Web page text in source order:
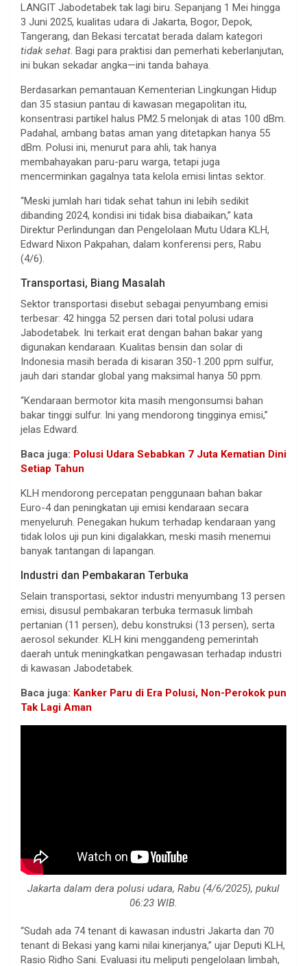
LANGIT Jabodetabek tak lagi biru. Sepanjang 1 Mei hingga
3 Juni 2025, kualitas udara di Jakarta, Bogor, Depok,
Tangerang, dan Bekasi tercatat berada dalam kategori
tidak sehat . Bagi para praktisi dan pemerhati keberlanjutan,
ini bukan sekadar angka—ini tanda bahaya.
Berdasarkan pemantauan Kementerian Lingkungan Hidup
dan 35 stasiun pantau di kawasan megapolitan itu,
konsentrasi partikel halus PM2.5 melonjak di atas 100 dBm.
Padahal, ambang batas aman yang ditetapkan hanya 55
dBm. Polusi ini, menurut para ahli, tak hanya
membahayakan paru-paru warga, tetapi juga
mencerminkan gagalnya tata kelola emisi lintas sektor.
“Meski jumlah hari tidak sehat tahun ini lebih sedikit
dibanding 2024, kondisi ini tidak bisa diabaikan,” kata
Direktur Perlindungan dan Pengelolaan Mutu Udara KLH,
Edward Nixon Pakpahan, dalam konferensi pers, Rabu
(4/6).
Transportasi, Biang Masalah
Sektor transportasi disebut sebagai penyumbang emisi
terbesar: 42 hingga 52 persen dari total polusi udara
Jabodetabek. Ini terkait erat dengan bahan bakar yang
digunakan kendaraan. Kualitas bensin dan solar di
Indonesia masih berada di kisaran 350-1.200 ppm sulfur,
jauh dari standar global yang maksimal hanya 50 ppm.
“Kendaraan bermotor kita masih mengonsumsi bahan
bakar tinggi sulfur. Ini yang mendorong tingginya emisi,”
jelas Edward.
Baca juga: Polusi Udara Sebabkan 7 Juta Kematian Dini
Setiap Tahun
KLH mendorong percepatan penggunaan bahan bakar
Euro-4 dan peningkatan uji emisi kendaraan secara
menyeluruh. Penegakan hukum terhadap kendaraan yang
tidak lolos uji pun kini digalakkan, meski masih menemui
banyak tantangan di lapangan.
Industri dan Pembakaran Terbuka
Selain transportasi, sektor industri menyumbang 13 persen
emisi, disusul pembakaran terbuka termasuk limbah
pertanian (11 persen), debu konstruksi (13 persen), serta
aerosol sekunder. KLH kini menggandeng pemerintah
daerah untuk meningkatkan pengawasan terhadap industri
di kawasan Jabodetabek.
Baca juga: Kanker Paru di Era Polusi, Non-Perokok pun
Tak Lagi Aman
Jakarta dalam dera polusi udara, Rabu (4/6/2025), pukul
06:23 WIB.
“Sudah ada 74 tenant di kawasan industri Jakarta dan 70
tenant di Bekasi yang kami nilai kinerjanya,” ujar Deputi KLH,
Rasio Ridho Sani. Evaluasi itu meliputi pengelolaan limbah,